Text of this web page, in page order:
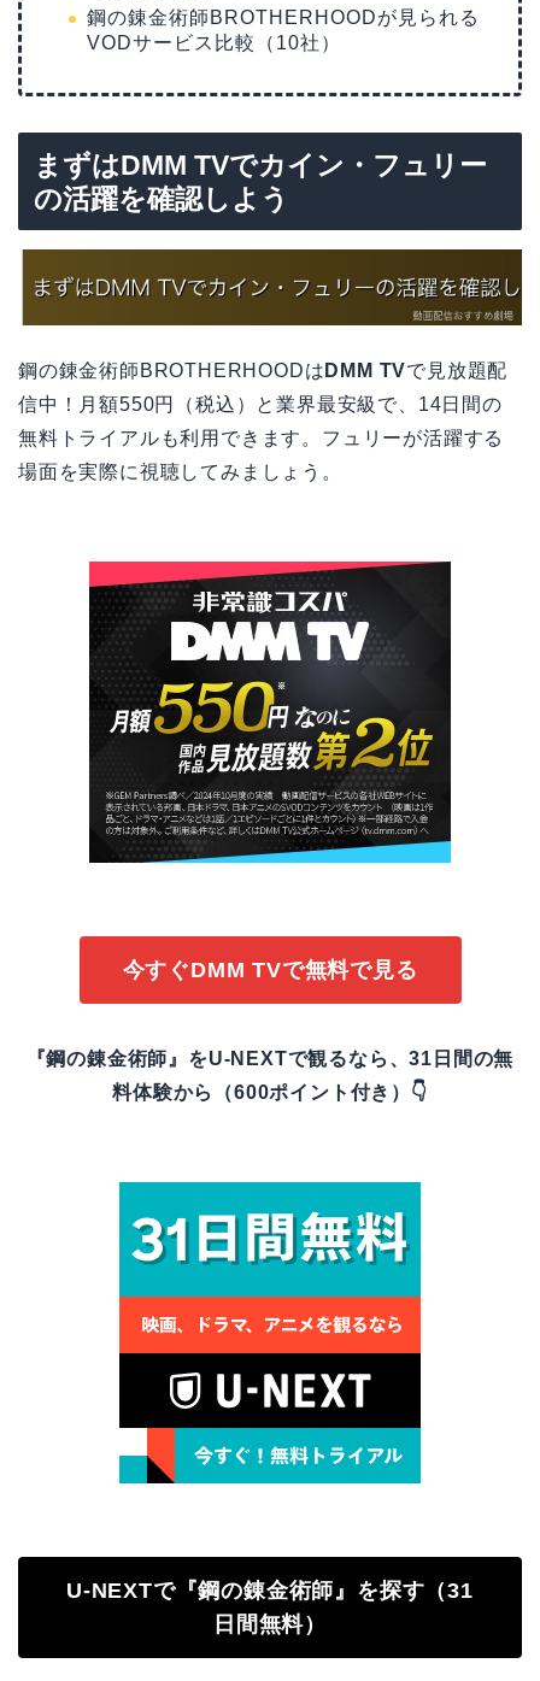
鋼の錬金術師BROTHERHOODが見られる
VODサービス比較（10社）
まずはDMM TVでカイン・フュリー
の活躍を確認しよう
鋼の錬金術師BROTHERHOODは DMM TVで見放題配
信中！月額550円（税込）と業界最安級で、14日間の
無料トライアルも利用できます。フュリーが活躍する
場面を実際に視聴してみましょう。
今すぐDMM TVで無料で見る
『鋼の錬金術師』をU-NEXTで観るなら、31日間の無
料体験から（600ポイント付き）👇
U-NEXTで『鋼の錬金術師』を探す（31
日間無料）